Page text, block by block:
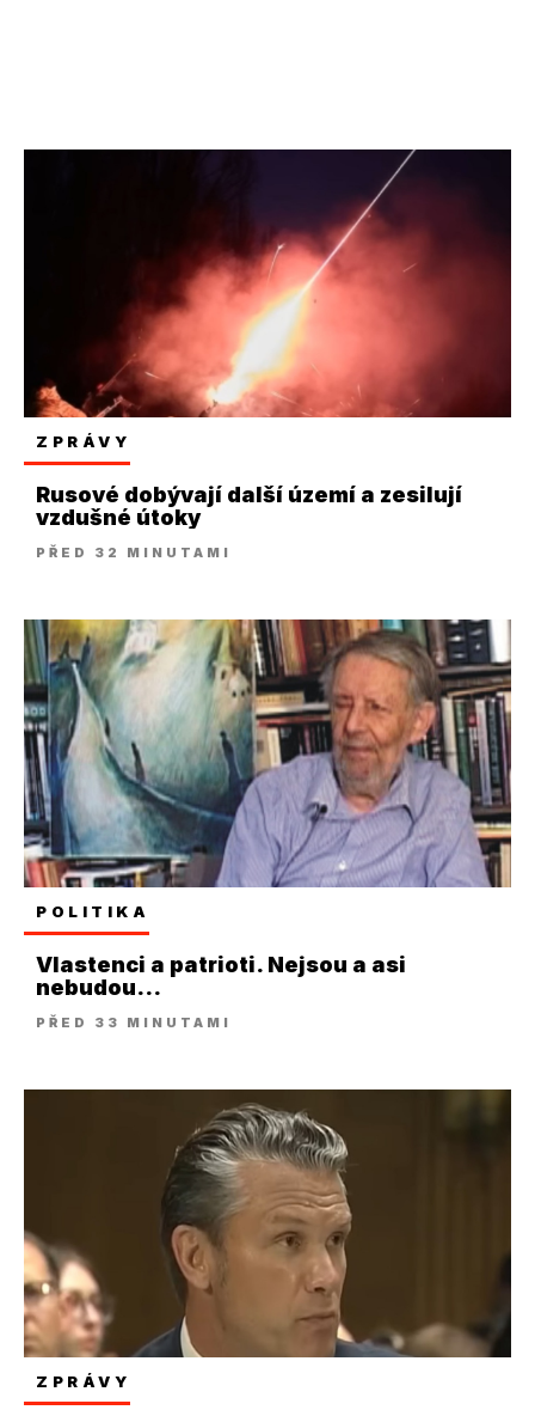
ZPRÁVY
Rusové dobývají další území a zesilují
vzdušné útoky
PŘED 32 MINUTAMI
POLITIKA
Vlastenci a patrioti. Nejsou a asi
nebudou...
PŘED 33 MINUTAMI
ZPRÁVY